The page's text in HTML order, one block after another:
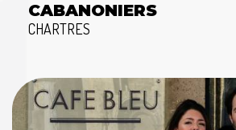
CABANONIERS
CHARTRES